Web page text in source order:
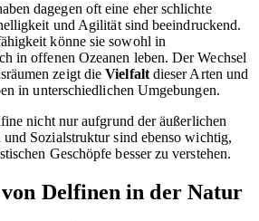
dagegen oft eine eher schlichte
und Agilität sind beeindruckend.
könne sie sowohl in
in offenen Ozeanen leben. Der Wechsel
zeigt dieVielfaltdieser Arten und
in unterschiedlichen Umgebungen.
nicht nur aufgrund der äußerlichen
Sozialstruktur sind ebenso wichtig,
Geschöpfe besser zu verstehen.
Delfinen in der Natur